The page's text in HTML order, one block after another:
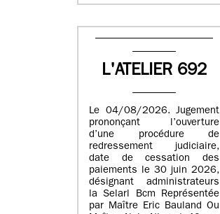
L'ATELIER 692
Le 04/08/2026. Jugement
prononçant l’ouverture
d’une procédure de
redressement judiciaire,
date de cessation des
paiements le 30 juin 2026,
désignant administrateurs
la Selarl Bcm Représentée
par Maître Eric Bauland Ou